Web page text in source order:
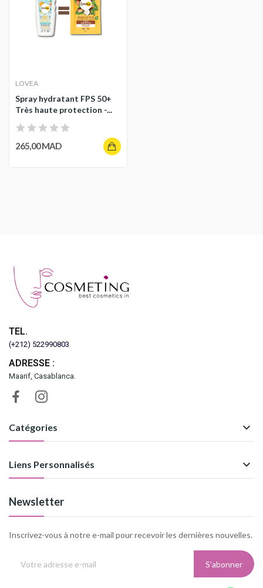
LOVEA
Spray hydratant FPS 50+
Très haute protection -...
265,00 MAD
TEL.
(+212) 522990803
ADRESSE :
Maarif, Casablanca.
Catégories 
Liens Personnalisés 
Newsletter
Inscrivez-vous à notre e-mail pour recevoir les dernières nouvelles.
S’abonner